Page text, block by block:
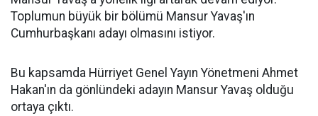
Toplumun büyük bir bölümü Mansur Yavaş'ın
Cumhurbaşkanı adayı olmasını istiyor.
Bu kapsamda Hürriyet Genel Yayın Yönetmeni Ahmet
Hakan'ın da gönlündeki adayın Mansur Yavaş olduğu
ortaya çıktı.